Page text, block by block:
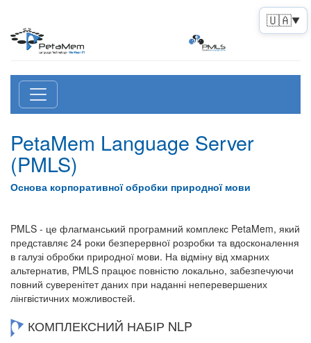
🇺🇦▼
PetaMem Language Server
(PMLS)
Основа корпоративної обробки природної мови
PMLS - це флагманський програмний комплекс PetaMem, який
представляє 24 роки безперервної розробки та вдосконалення
в галузі обробки природної мови. На відміну від хмарних
альтернатив, PMLS працює повністю локально, забезпечуючи
повний суверенітет даних при наданні неперевершених
лінгвістичних можливостей.
КОМПЛЕКСНИЙ НАБІР NLP